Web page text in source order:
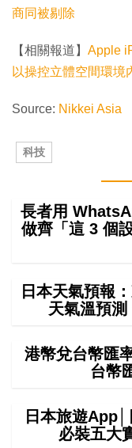
商同被剔除
【相關報道】 Apple
以操控立體空間環境
Source: Nikkei Asia
科技
長者用
做齊「這 3 個
日本天氣預報
天氣溫預
港幣兌台幣匯
台幣
日本旅遊
必裝五大